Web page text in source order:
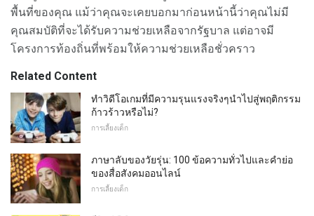
พื้นที่ของคุณ แม้ว่าคุณจะเคยบอกมาก่อนหน้านี้ว่าคุณไม่มี
คุณสมบัติที่จะได้รับความช่วยเหลือจากรัฐบาล แต่อาจมี
โครงการท้องถิ่นที่พร้อมให้ความช่วยเหลือชั่วคราว
Related Content
ทำวิดีโอเกมที่มีความรุนแรงจริงๆนำไปสู่พฤติกรรม
ก้าวร้าวหรือไม่?
การเลี้ยงเด็ก
ภาษาลับของวัยรุ่น: 100 ข้อความทั่วไปและคำย่อ
ของสื่อสังคมออนไลน์
การเลี้ยงเด็ก